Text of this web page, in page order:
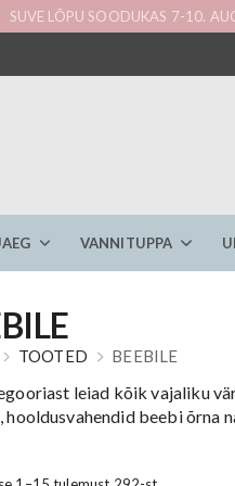
SUVE LÕPU SOODUKAS 7-10.
VANNITUPPA
TOOTED BEEBILE
leiad kõik vajaliku
hooldusvahendid beebi õrna